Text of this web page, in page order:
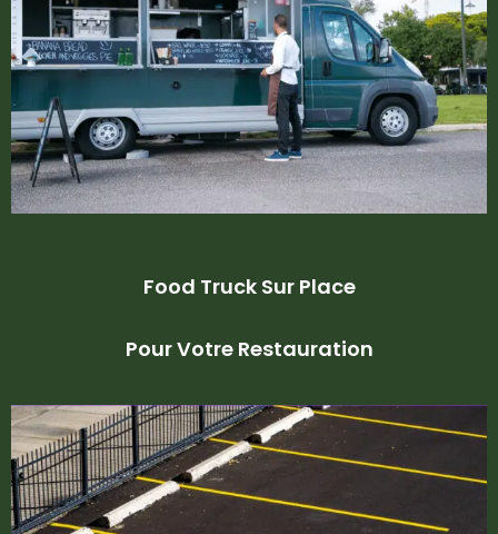
Food Truck Sur Place
Pour Votre Restauration